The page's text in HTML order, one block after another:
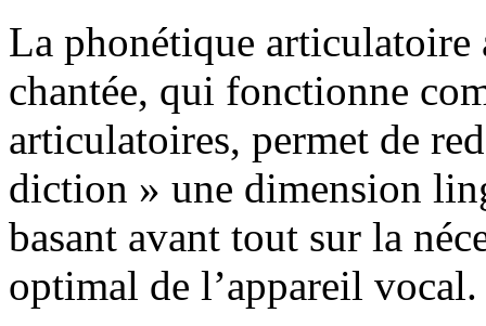
La phonétique articulatoire
chantée, qui fonctionne
articulatoires, permet de
diction » une dimension
basant avant tout sur la
optimal de l’appareil vocal.